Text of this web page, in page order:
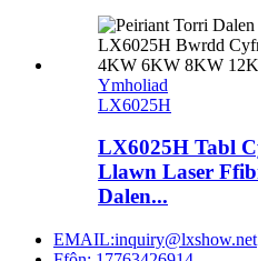
Ymholiad
LX6025H
LX6025H Tabl
Llawn Laser
Dalen...
EMAIL:inquiry@lxshow.net